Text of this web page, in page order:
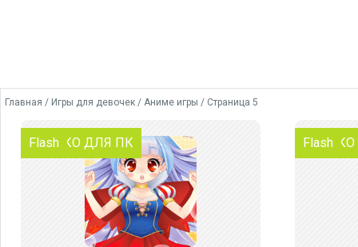
Главная / Игры для девочек / Аниме игры / Страница 5
ТОЛЬКО ДЛЯ ПК
Flash Flash